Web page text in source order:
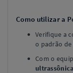
Como utilizar a
Verifique a
o padrão de
Com o